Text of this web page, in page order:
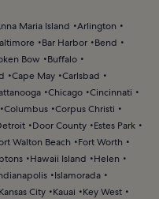
Maria Island
Arlington
Bar Harbor
Bend
Bow
Buffalo
Cape May Carlsbad
Chicago Cincinnati
Columbus Corpus Christi
Door County
Estes Park
Walton Beach
Fort Worth
Hawaii Island
Helen
Islamorada
Kansas City Kauai
Key West